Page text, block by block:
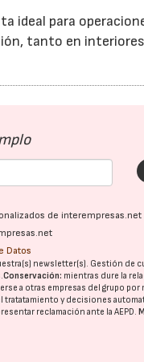
ideal para
tanto en
de interempresas.net
Datos
newsletter(s). Gestión de
Conservación: mientras dure la
a otras empresas del grupo por
y decisiones
reclamación ante laAEPD.